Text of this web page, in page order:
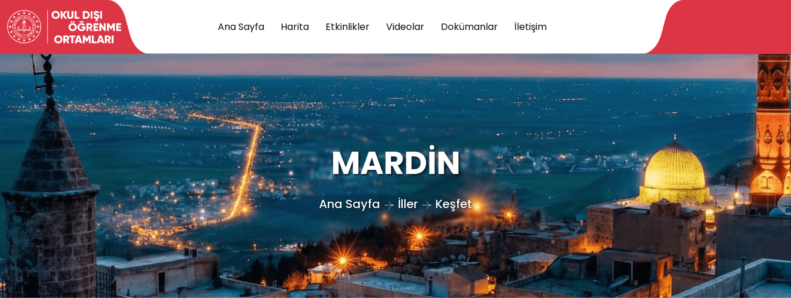
Ana Sayfa Harita Etkinlikler Videolar Dokümanlar İletişim
MARDİN
Ana Sayfa İller Keşfet